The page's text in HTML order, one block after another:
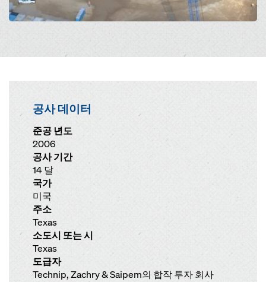
공사 데이터
준공 년도
2006
공사 기간
14 달
국가
미국
주소
Texas
소도시 또는 시
Texas
도급자
Technip, Zachry & Saipem의 합작 투자 회사